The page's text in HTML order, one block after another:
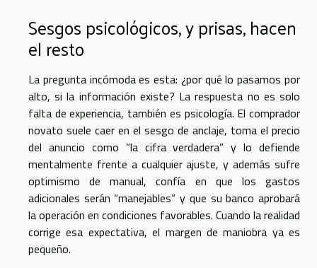
Sesgos psicológicos, y prisas, hacen
el resto
La pregunta incómoda es esta: ¿por qué lo pasamos por
alto, si la información existe? La respuesta no es solo
falta de experiencia, también es psicología. El comprador
novato suele caer en el sesgo de anclaje, toma el precio
del anuncio como “la cifra verdadera” y lo defiende
mentalmente frente a cualquier ajuste, y además sufre
optimismo de manual, confía en que los gastos
adicionales serán “manejables” y que su banco aprobará
la operación en condiciones favorables. Cuando la realidad
corrige esa expectativa, el margen de maniobra ya es
pequeño.